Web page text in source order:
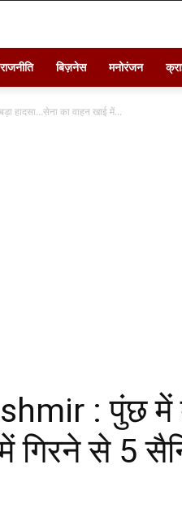
राजनीति बिज़नेस मनोरंजन
हादसा…सेना का वाहन खाई में...
: पुंछ में
गिरने से 5